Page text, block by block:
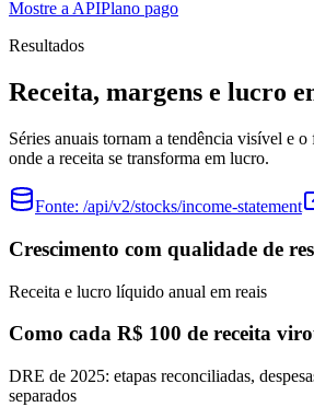
Mostre a APIPlano pago
Resultados
Receita, margens e lucro
Séries anuais tornam a tendência visível e
onde a receita se transforma em lucro.
Fonte: /api/v2/stocks/income-statement
Crescimento com qualidade de
Receita e lucro líquido anual em reais
Como cada R$ 100 de receita
DRE de 2025: etapas reconciliadas,
separados